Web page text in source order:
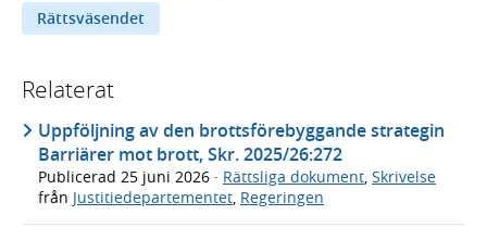
Rättsväsendet
Relaterat
Uppföljning av den brottsförebyggande strategin
Barriärer mot brott, Skr. 2025/26:272
Publicerad 25 juni 2026 · Rättsliga dokument Skrivelse
från Justitiedepartementet Regeringen